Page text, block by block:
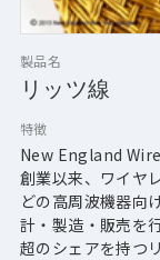
製品名
リッツ線
特徴
New England
創業以来、ワイヤ
どの高周波機器向
計・製造・販売を
超のシェアを持つ